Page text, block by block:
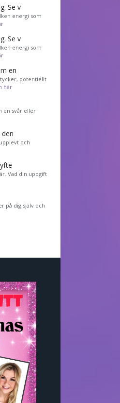
Se v
energi som
Se v
energi som
en
tycker, potentiellt
här
en svår eller
och
Vad din uppgift
på dig själv och